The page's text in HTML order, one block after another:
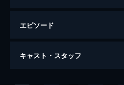
エピソード
スローターハウス５
キャスト・スタッフ